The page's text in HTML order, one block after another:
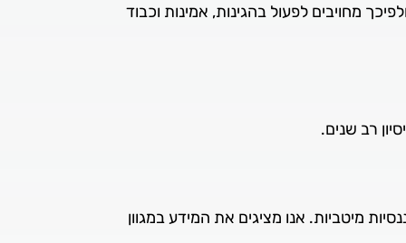
מחויבים לפעול בהגינות, אמינות וכבוד
רב שנים.
מיטביות. אנו מציגים את המידע במגוון